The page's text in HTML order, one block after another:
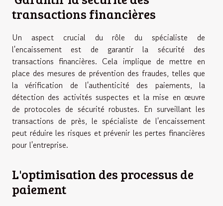
transactions financières
Un aspect crucial du rôle du spécialiste de
l'encaissement est de garantir la sécurité des
transactions financières. Cela implique de mettre en
place des mesures de prévention des fraudes, telles que
la vérification de l'authenticité des paiements, la
détection des activités suspectes et la mise en œuvre
de protocoles de sécurité robustes. En surveillant les
transactions de près, le spécialiste de l'encaissement
peut réduire les risques et prévenir les pertes financières
pour l'entreprise.
L'optimisation des processus de
paiement